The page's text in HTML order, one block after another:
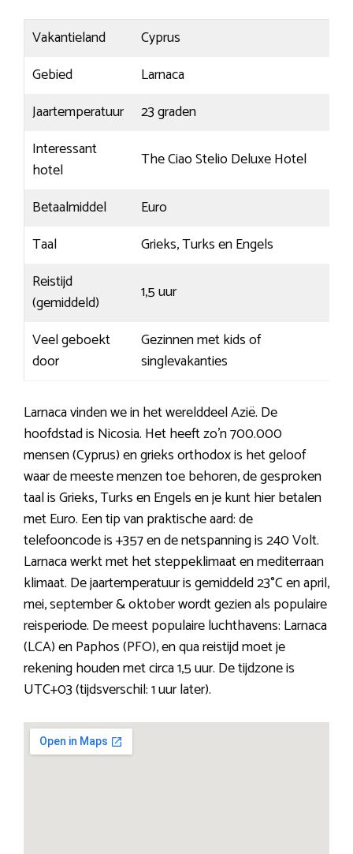
Vakantieland
Cyprus
Gebied
Larnaca
Jaartemperatuur
23 graden
Interessant
hotel
The Ciao Stelio Deluxe Hotel
Betaalmiddel
Euro
Taal
Grieks, Turks en Engels
Reistijd
(gemiddeld)
1,5 uur
Veel geboekt
door
Gezinnen met kids of
singlevakanties
Larnaca vinden we in het werelddeel Azië. De
hoofdstad is Nicosia. Het heeft zo’n 700.000
mensen (Cyprus) en grieks orthodox is het geloof
waar de meeste menzen toe behoren, de gesproken
taal is Grieks, Turks en Engels en je kunt hier betalen
met Euro. Een tip van praktische aard: de
telefooncode is +357 en de netspanning is 240 Volt.
Larnaca werkt met het steppeklimaat en mediterraan
klimaat. De jaartemperatuur is gemiddeld 23°C en april,
mei, september & oktober wordt gezien als populaire
reisperiode. De meest populaire luchthavens: Larnaca
(LCA) en Paphos (PFO), en qua reistijd moet je
rekening houden met circa 1,5 uur. De tijdzone is
UTC+03 (tijdsverschil: 1 uur later).